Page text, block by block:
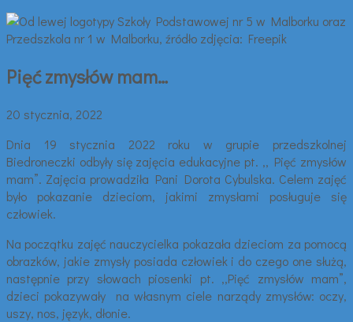
Pięć zmysłów mam…
20 stycznia, 2022
Dnia 19 stycznia 2022 roku w grupie przedszkolnej
Biedroneczki odbyły się zajęcia edukacyjne pt. ,, Pięć zmysłów
mam”. Zajęcia prowadziła Pani Dorota Cybulska. Celem zajęć
było pokazanie dzieciom, jakimi zmysłami posługuje się
człowiek.
Na początku zajęć nauczycielka pokazała dzieciom za pomocą
obrazków, jakie zmysły posiada człowiek i do czego one służą,
następnie przy słowach piosenki pt. ,,Pięć zmysłów mam”,
dzieci pokazywały na własnym ciele narządy zmysłów: oczy,
uszy, nos, język, dłonie.